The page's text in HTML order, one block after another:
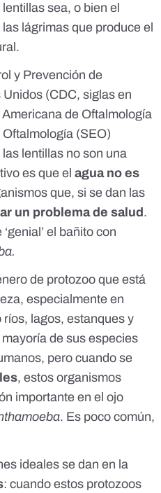
sea, o bien el
las lágrimas que produce el
y Prevención de
Unidos (CDC, siglas en
de Oftalmología
(SEO)
lentillas no son una
es que el agua no es
que, si se dan las
un problema de salud .
el bañito con
de protozoo que está
especialmente en
lagos, estanques y
de sus especies
pero cuando se
, estos organismos
importante en el ojo
. Es poco común,
ideales se dan en la
: cuando estos protozoos